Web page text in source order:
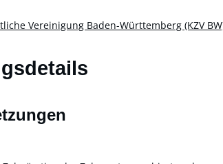
Vereinigung Baden-Württemberg (KZV